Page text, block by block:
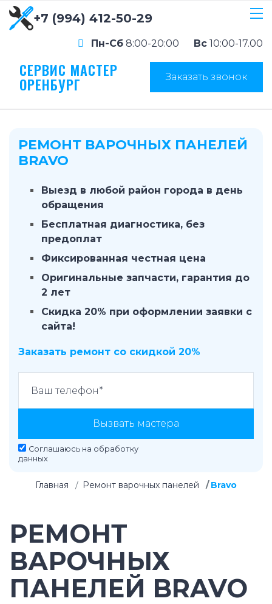
+7 (994) 412-50-29
Пн-Сб 8:00-20:00 Вс 10:00-17.00
СЕРВИС МАСТЕР
ОРЕНБУРГ Заказать звонок
РЕМОНТ ВАРОЧНЫХ ПАНЕЛЕЙ
BRAVO
Выезд в любой район города в день
обращения
Бесплатная диагностика, без
предоплат
Фиксированная честная цена
Оригинальные запчасти, гарантия до
2 лет
Скидка 20% при оформлении заявки с
сайта!
Заказать ремонт со скидкой 20%
Вызвать мастера
Соглашаюсь на обработку
данных
Главная Ремонт варочных панелей Bravo
РЕМОНТ
ВАРОЧНЫХ
ПАНЕЛЕЙ BRAVO